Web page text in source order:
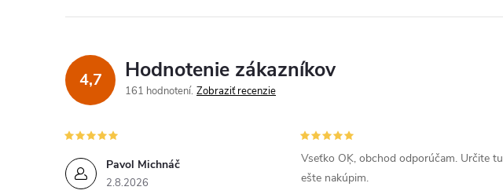
4,7 Hodnotenie zákazníkov
161 hodnotení Zobraziť recenzie
Pavol Michnáč
2.8.2026
Vseťko OĶ, obchod odporúčam. Určite tu
ešte nakúpim.